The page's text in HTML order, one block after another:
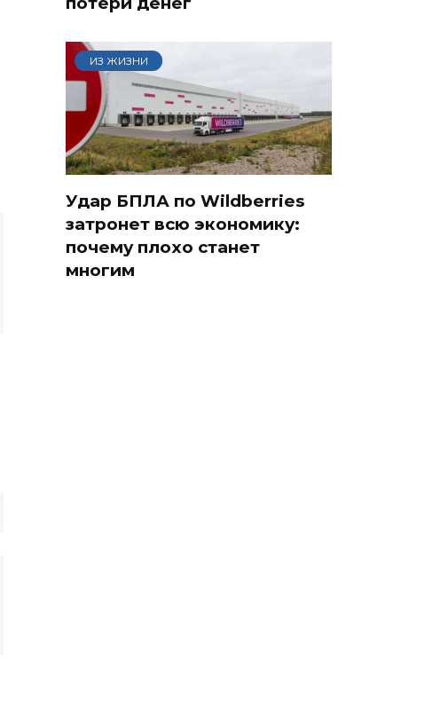
ИЗ ЖИЗНИ
Удар БПЛА по Wildberries
затронет всю экономику:
почему плохо станет
многим